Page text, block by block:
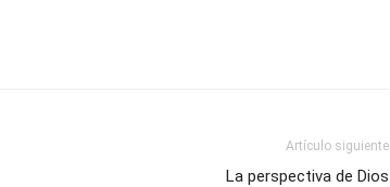
Artículo siguiente
La perspectiva de Dios